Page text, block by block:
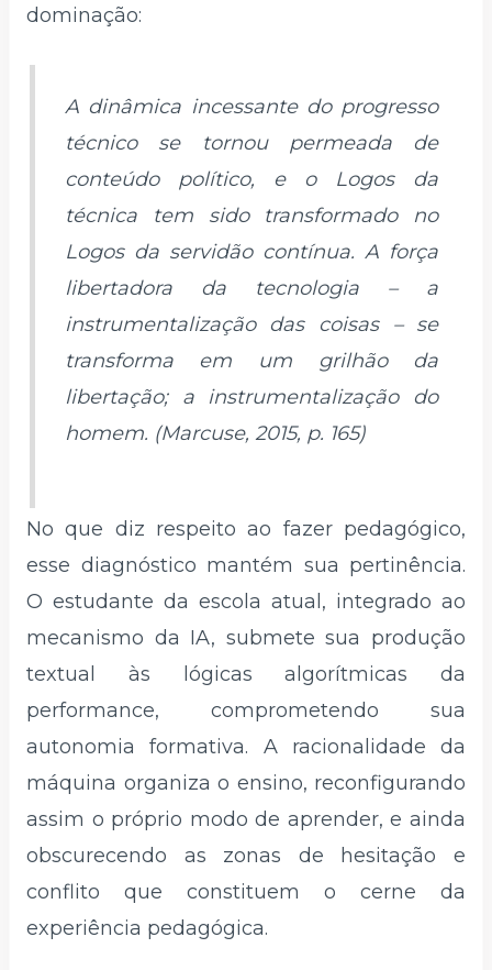
dominação:
A dinâmica incessante do progresso
técnico se tornou permeada de
conteúdo político, e o Logos da
técnica tem sido transformado no
Logos da servidão contínua. A força
libertadora da tecnologia – a
instrumentalização das coisas – se
transforma em um grilhão da
libertação; a instrumentalização do
homem. (Marcuse, 2015, p. 165)
No que diz respeito ao fazer pedagógico,
esse diagnóstico mantém sua pertinência.
O estudante da escola atual, integrado ao
mecanismo da IA, submete sua produção
textual às lógicas algorítmicas da
performance, comprometendo sua
autonomia formativa. A racionalidade da
máquina organiza o ensino, reconfigurando
assim o próprio modo de aprender, e ainda
obscurecendo as zonas de hesitação e
conflito que constituem o cerne da
experiência pedagógica.